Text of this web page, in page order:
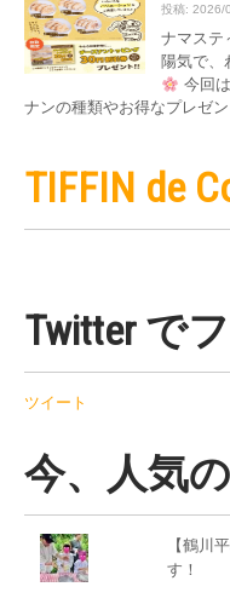
投稿: 2026/
ナマステ
陽気で、
今回
ナンの種類やお得なプレゼ
TIFFIN de
Twitter で
ツイート
今、人気
【鶴川
す！